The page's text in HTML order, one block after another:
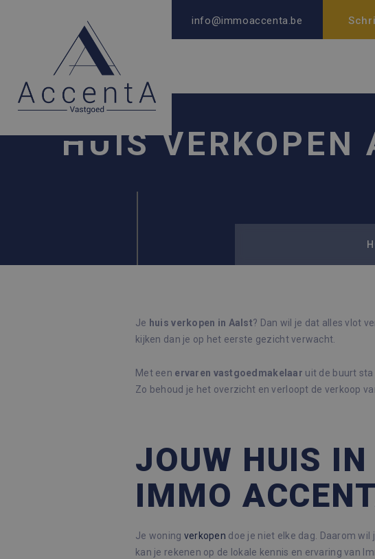
info@immoaccenta.be
HUIS VERKOPEN
Je huis verkopen in Aalst? Dan wil je dat alles vlot
kijken dan je op het eerste gezicht verwacht.
Met een ervaren vastgoedmakelaar uit de buurt
Zo behoud je het overzicht en verloopt de verkoop
JOUW HUIS
IMMO
Je woning verkopen doe je niet elke dag. Daarom
kan je rekenen op de lokale kennis en ervaring van